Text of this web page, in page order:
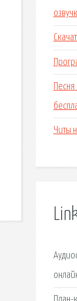
Читы